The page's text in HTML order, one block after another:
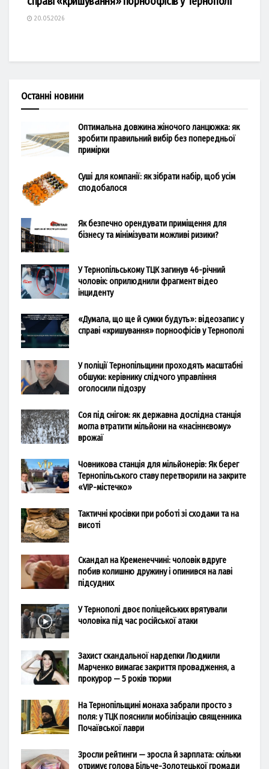
20.05.2026
Останні новини
Оптимальна довжина жіночого ланцюжка: як
зробити правильний вибір без попередньої
примірки
Суші для компанії: як зібрати набір, щоб усім
сподобалося
Як безпечно орендувати приміщення для
бізнесу та мінімізувати можливі ризики?
У Тернопільському ТЦК загинув 46-річний
чоловік: оприлюднили фрагмент відео
інциденту
«Думала, що ще й сумки будуть»: відеозапис у
справі «кришування» порноофісів у Тернополі
У поліції Тернопільщини проходять масштабні
обшуки: керівнику слідчого управління
оголосили підозру
Соя під снігом: як державна дослідна станція
могла втратити мільйони на «насіннєвому»
врожаї
Човникова станція для мільйонерів: Як берег
Тернопільського ставу перетворили на закрите
«VIP-містечко»
Тактичні кросівки при роботі зі сходами та на
висоті
Скандал на Кременеччині: чоловік вдруге
побив колишню дружину і опинився на лаві
підсудних
У Тернополі двоє поліцейських врятували
чоловіка під час російської атаки
Захист скандальної нардепки Людмили
Марченко вимагає закриття провадження, а
прокурор — 5 років тюрми
На Тернопільщині монаха забрали просто з
поля: у ТЦК пояснили мобілізацію священника
Почаївської лаври
Зросли рейтинги — зросла й зарплата: скільки
отримує голова Більче-Золотецької громади